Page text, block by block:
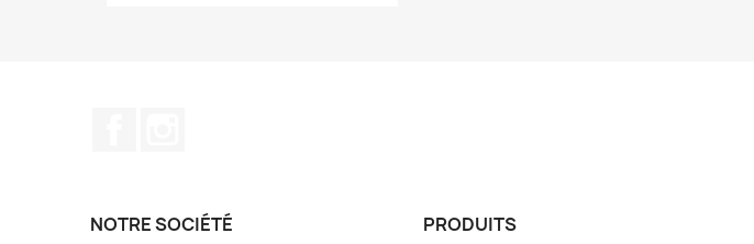
NOTRE SOCIÉTÉ PRODUITS